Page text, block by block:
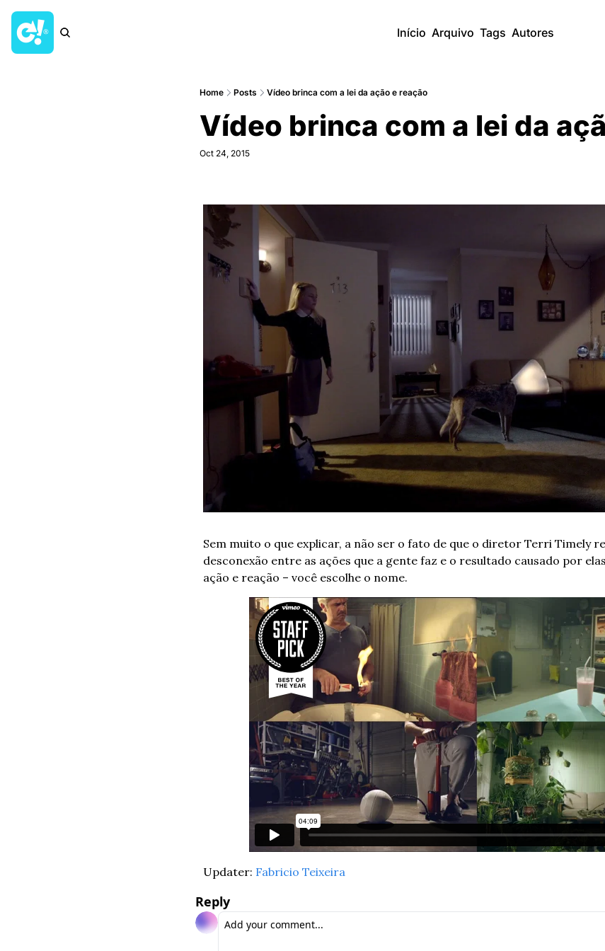
Início Arquivo Tags Autores
Home Posts Vídeo brinca com a lei da ação e reação
Vídeo brinca com a lei da
Oct 24, 2015
Sem muito o que explicar, a não ser o fato de que o diretor Terri Timely
desconexão entre as ações que a gente faz e o resultado causado por
ação e reação – você escolhe o nome.
Updater: Fabricio Teixeira
Reply